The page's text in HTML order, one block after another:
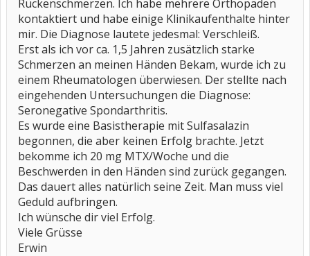
Rückenschmerzen. Ich habe mehrere Orthopäden
kontaktiert und habe einige Klinikaufenthalte hinter
mir. Die Diagnose lautete jedesmal: Verschleiß.
Erst als ich vor ca. 1,5 Jahren zusätzlich starke
Schmerzen an meinen Händen Bekam, wurde ich zu
einem Rheumatologen überwiesen. Der stellte nach
eingehenden Untersuchungen die Diagnose:
Seronegative Spondarthritis.
Es wurde eine Basistherapie mit Sulfasalazin
begonnen, die aber keinen Erfolg brachte. Jetzt
bekomme ich 20 mg MTX/Woche und die
Beschwerden in den Händen sind zurück gegangen.
Das dauert alles natürlich seine Zeit. Man muss viel
Geduld aufbringen.
Ich wünsche dir viel Erfolg.
Viele Grüsse
Erwin